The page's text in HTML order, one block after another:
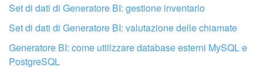
Fai configurare il tuo Bitrix24 a un
professionista locale
Set di dati di Generatore BI: gestione inventario
Set di dati di Generatore BI: valutazione delle chiamate
Generatore BI: come utilizzare database esterni MySQL e
PostgreSQL